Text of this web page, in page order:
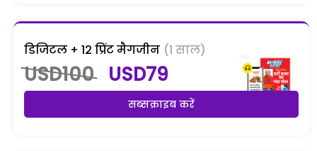
डिजिटल + 12 प्रिंट मैगजीन (1 साल)
USD100 USD79
सब्सक्राइब करें